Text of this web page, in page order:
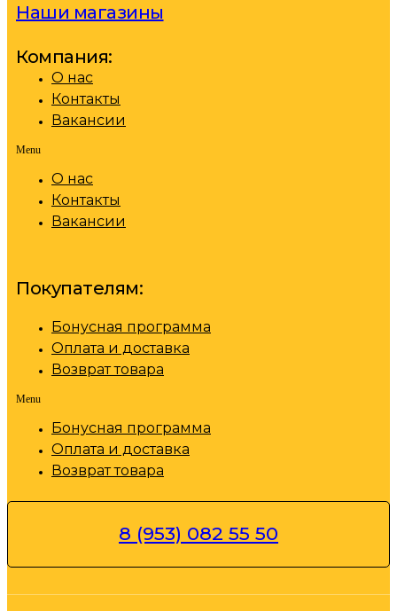
Наши магазины
Компания:
О нас
Контакты
Вакансии
Menu
О нас
Контакты
Вакансии
Покупателям:
Бонусная программа
Оплата и доставка
Возврат товара
Menu
Бонусная программа
Оплата и доставка
Возврат товара
8 (953) 082 55 50